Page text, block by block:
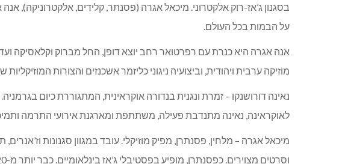
בסגנון ג’אז-רוק אלקטרוני. מיכאל אגרה (פסנתר, קלידים, אלקטרוניקה),
על הבמות בכל העולם.
אנה אגרה היא כנרת עם רפרטואר רחב יוצא דופן, החל מברוק וקלאסיקה ועד
מוזיקה ערבית ויהודית, וביצועיה ניגוני כליזמר אשכנזים והצורות
נאינה דורושנקו – זמרת ונגנית בנדורה אוקראינית, המתגוררת כיום
לאוקראינה, נאינה מתנדבת פעילה, משתתפת ומארגנת אירועי התרמה
מיכאל אגרה – מלחין, פסנתרן, מפיק מוזיקלי. עובד במגוון סגנונות